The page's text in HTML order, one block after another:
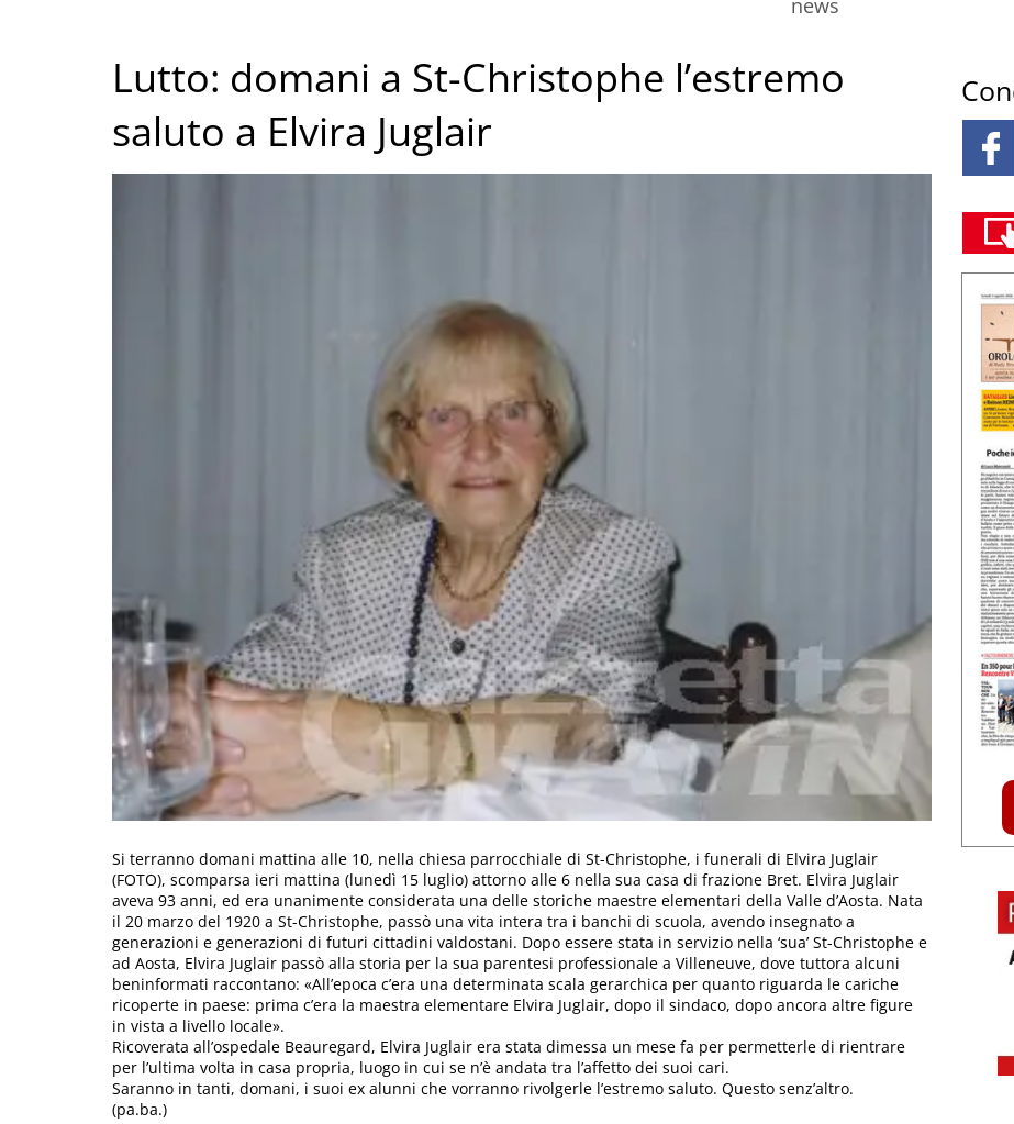
news
Lutto: domani a St-Christophe l’estremo
saluto a Elvira Juglair
Si terranno domani mattina alle 10, nella chiesa parrocchiale di St-Christophe, i funerali di Elvira Juglair
(FOTO), scomparsa ieri mattina (lunedì 15 luglio) attorno alle 6 nella sua casa di frazione Bret. Elvira Juglair
aveva 93 anni, ed era unanimente considerata una delle storiche maestre elementari della Valle d’Aosta. Nata
il 20 marzo del 1920 a St-Christophe, passò una vita intera tra i banchi di scuola, avendo insegnato a
generazioni e generazioni di futuri cittadini valdostani. Dopo essere stata in servizio nella ‘sua’ St-Christophe e
ad Aosta, Elvira Juglair passò alla storia per la sua parentesi professionale a Villeneuve, dove tuttora alcuni
beninformati raccontano: «All’epoca c’era una determinata scala gerarchica per quanto riguarda le cariche
ricoperte in paese: prima c’era la maestra elementare Elvira Juglair, dopo il sindaco, dopo ancora altre figure
in vista a livello locale».
Ricoverata all’ospedale Beauregard, Elvira Juglair era stata dimessa un mese fa per permetterle di rientrare
per l’ultima volta in casa propria, luogo in cui se n’è andata tra l’affetto dei suoi cari.
Saranno in tanti, domani, i suoi ex alunni che vorranno rivolgerle l’estremo saluto. Questo senz’altro.
(pa.ba.)